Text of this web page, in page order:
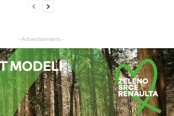
- Advertisement -